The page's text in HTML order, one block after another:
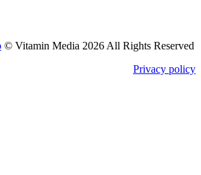
© Vitamin Media 2026 All Rights Reserved
Privacy policy